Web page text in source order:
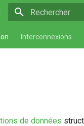
Interconnexions
de données